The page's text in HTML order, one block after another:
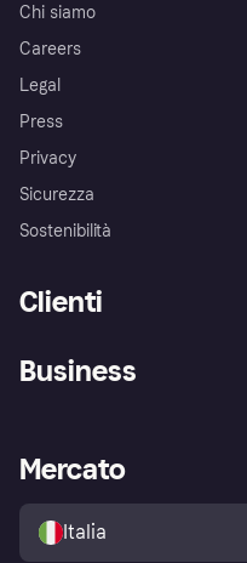
Chi siamo
Careers
Legal
Press
Privacy
Sicurezza
Sostenibilità
Clienti
Esplora i negozi
Politica di protezione
dell'acquirente Klarna
Business
Accesso aziende
Mercato
Italia